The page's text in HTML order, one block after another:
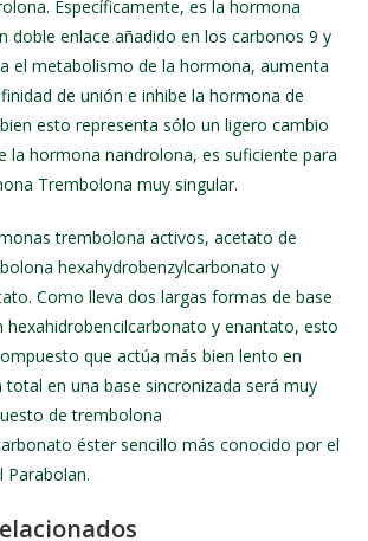
Específicamente, es la hormona
doble enlace añadido en los carbonos 9 y
el metabolismo de la hormona, aumenta
de unión e inhibe la hormona de
esto representa sólo un ligero cambio
la hormona nandrolona, es suficiente para
Trembolona muy singular.
trembolona activos, acetato de
hexahydrobenzylcarbonato y
Como lleva dos largas formas de base
hexahidrobencilcarbonato y enantato, esto
que actúa más bien lento en
total en una base sincronizada será muy
de trembolona
éster sencillo más conocido por el
Parabolan.